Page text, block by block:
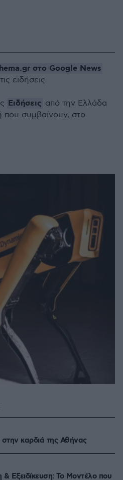
στην καρδιά της Αθήνας
Εξειδίκευση: Το Mοντέλο που
στο Google News
ειδήσεις
Ειδήσεις από την Ελλάδα
που συμβαίνουν, στο